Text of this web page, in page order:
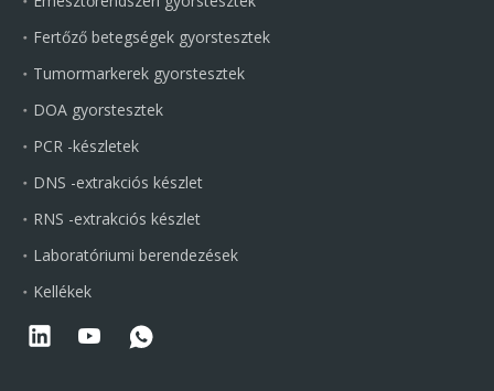
Fertőző betegségek gyorstesztek
Tumormarkerek gyorstesztek
DOA gyorstesztek
PCR -készletek
DNS -extrakciós készlet
RNS -extrakciós készlet
Laboratóriumi berendezések
Kellékek